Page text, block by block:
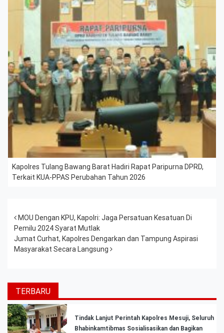
Kapolres Tulang Bawang Barat Hadiri Rapat Paripurna DPRD,
Terkait KUA-PPAS Perubahan Tahun 2026
Post navigation
MOU Dengan KPU, Kapolri: Jaga Persatuan Kesatuan Di
Pemilu 2024 Syarat Mutlak
Jumat Curhat, Kapolres Dengarkan dan Tampung Aspirasi
Masyarakat Secara Langsung
TERBARU
Tindak Lanjut Perintah Kapolres Mesuji, Seluruh
Bhabinkamtibmas Sosialisasikan dan Bagikan